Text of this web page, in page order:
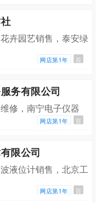
卉园艺销售，泰安绿
网店第1年 百
务有限公司
修，南宁电子仪器
网店第1年 百
限公司
液位计销售，北京工
网店第1年 百